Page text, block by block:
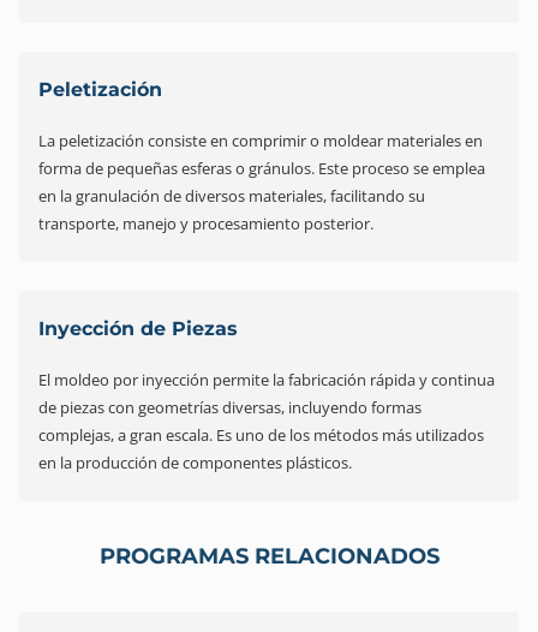
Peletización
La peletización consiste en comprimir o moldear materiales en
forma de pequeñas esferas o gránulos. Este proceso se emplea
en la granulación de diversos materiales, facilitando su
transporte, manejo y procesamiento posterior.
Inyección de Piezas
El moldeo por inyección permite la fabricación rápida y continua
de piezas con geometrías diversas, incluyendo formas
complejas, a gran escala. Es uno de los métodos más utilizados
en la producción de componentes plásticos.
PROGRAMAS RELACIONADOS